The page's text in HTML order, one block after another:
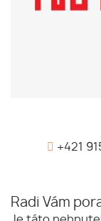
+421
Radi Vám